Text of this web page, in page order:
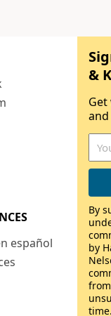
español
&
By
by